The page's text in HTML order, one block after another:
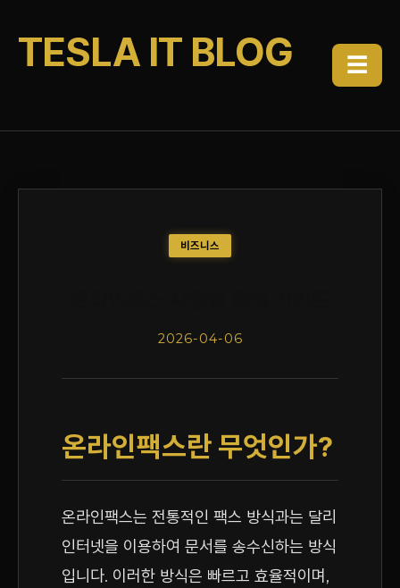
TESLA IT BLOG ☰
비즈니스
2026-04-06
온라인팩스란 무엇인가?
온라인팩스는 전통적인 팩스 방식과는 달리
인터넷을 이용하여 문서를 송수신하는 방식
입니다. 이러한 방식은 빠르고 효율적이며,